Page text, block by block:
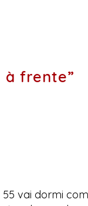
à frente”
vai dormi